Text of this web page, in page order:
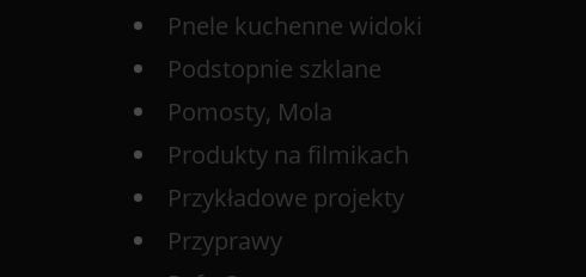
Pnele kuchenne widoki
Podstopnie szklane
Pomosty, Mola
Produkty na filmikach
Przykładowe projekty
Przyprawy